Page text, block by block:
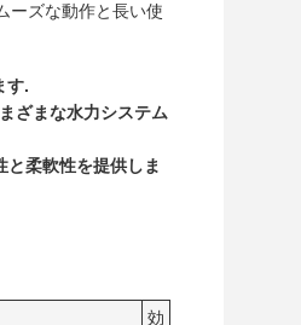
ーズな動作と長い使
す.
ざまな水力システム
柔軟性を提供しま
効